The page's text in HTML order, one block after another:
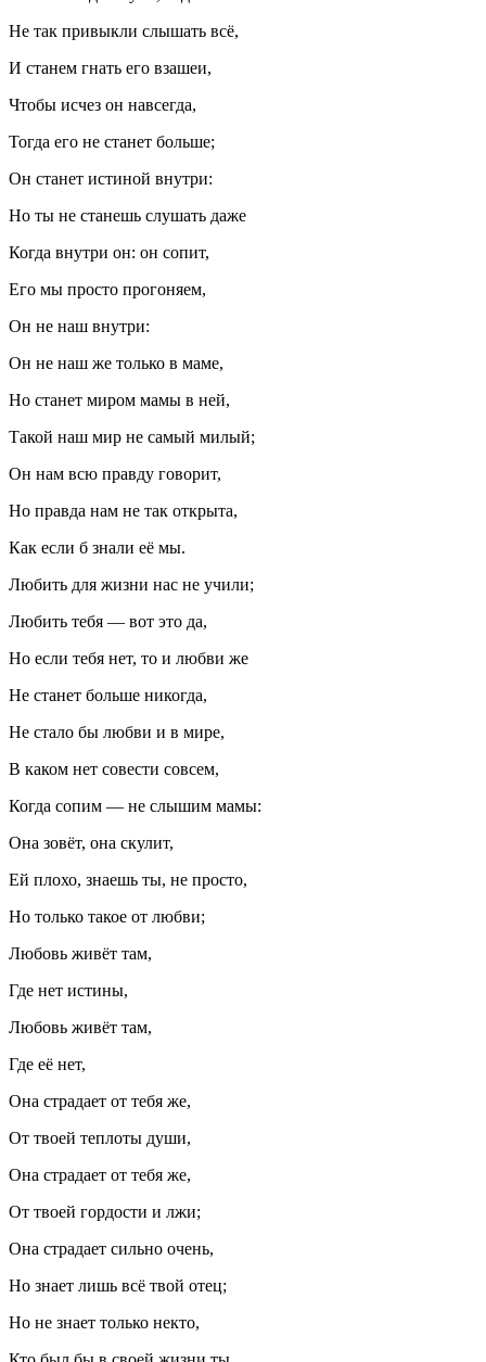
Не так привыкли слышать всё,
И станем гнать его взашеи,
Чтобы исчез он навсегда,
Тогда его не станет больше;
Он станет истиной внутри:
Но ты не станешь слушать даже
Когда внутри он: он сопит,
Его мы просто прогоняем,
Он не наш внутри:
Он не наш же только в маме,
Но станет миром мамы в ней,
Такой наш мир не самый милый;
Он нам всю правду говорит,
Но правда нам не так открыта,
Как если б знали её мы.
Любить для жизни нас не учили;
Любить тебя — вот это да,
Но если тебя нет, то и любви же
Не станет больше никогда,
Не стало бы любви и в мире,
В каком нет совести совсем,
Когда сопим — не слышим мамы:
Она зовёт, она скулит,
Ей плохо, знаешь ты, не просто,
Но только такое от любви;
Любовь живёт там,
Где нет истины,
Любовь живёт там,
Где её нет,
Она страдает от тебя же,
От твоей теплоты души,
Она страдает от тебя же,
От твоей гордости и лжи;
Она страдает сильно очень,
Но знает лишь всё твой отец;
Но не знает только некто,